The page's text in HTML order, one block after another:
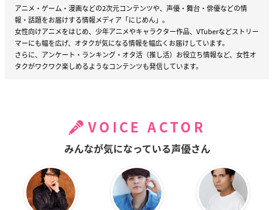
アニメ・ゲーム・漫画などの2次元コンテンツや、声優・舞台・俳優などの情
報・話題をお届けする情報メディア「にじめん」。
女性向けアニメをはじめ、少年アニメやキャラクター作品、VTuberなどストリー
マーにも幅を広げ、オタクが気になる情報を幅広くお届けしています。
さらに、アンケート・ランキング・オタ活（推し活）お役立ち情報など、女性オ
タクがワクワク楽しめるようなコンテンツも発信しています。
VOICE ACTOR
みんなが気になっている声優さん